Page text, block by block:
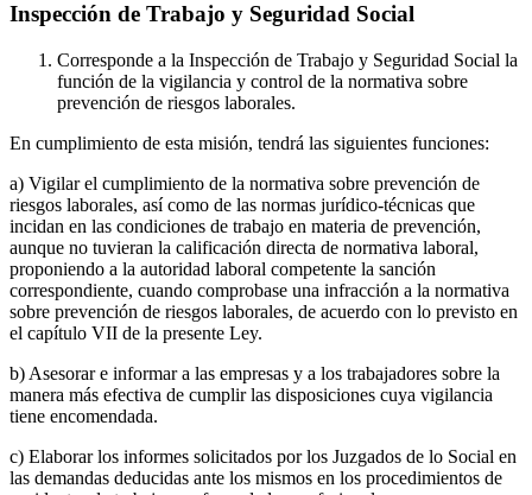
Inspección de Trabajo y Seguridad Social
Corresponde a la Inspección de Trabajo y Seguridad Social la
función de la vigilancia y control de la normativa sobre
prevención de riesgos laborales.
En cumplimiento de esta misión, tendrá las siguientes funciones:
a) Vigilar el cumplimiento de la normativa sobre prevención de
riesgos laborales, así como de las normas jurídico-técnicas que
incidan en las condiciones de trabajo en materia de prevención,
aunque no tuvieran la calificación directa de normativa laboral,
proponiendo a la autoridad laboral competente la sanción
correspondiente, cuando comprobase una infracción a la normativa
sobre prevención de riesgos laborales, de acuerdo con lo previsto en
el capítulo VII de la presente Ley.
b) Asesorar e informar a las empresas y a los trabajadores sobre la
manera más efectiva de cumplir las disposiciones cuya vigilancia
tiene encomendada.
c) Elaborar los informes solicitados por los Juzgados de lo Social en
las demandas deducidas ante los mismos en los procedimientos de